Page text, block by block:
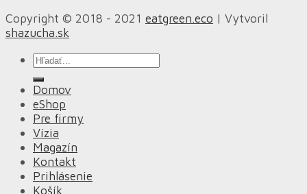
Copyright © 2018 - 2021 eatgreen.eco | Vytvoril
shazucha.sk
Hľadať:
Domov
eShop
Pre firmy
Vízia
Magazín
Kontakt
Prihlásenie
Košík